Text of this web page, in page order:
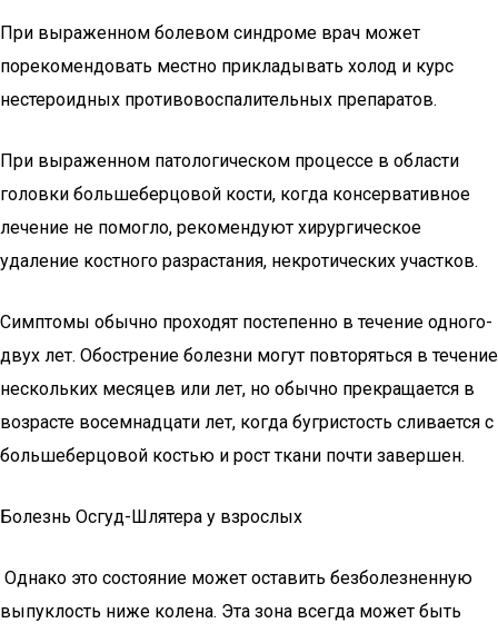
При выраженном болевом синдроме врач может
порекомендовать местно прикладывать холод и курс
нестероидных противовоспалительных препаратов.
При выраженном патологическом процессе в области
головки большеберцовой кости, когда консервативное
лечение не помогло, рекомендуют хирургическое
удаление костного разрастания, некротических участков.
Симптомы обычно проходят постепенно в течение одного-
двух лет. Обострение болезни могут повторяться в течение
нескольких месяцев или лет, но обычно прекращается в
возрасте восемнадцати лет, когда бугристость сливается с
большеберцовой костью и рост ткани почти завершен.
Болезнь Осгуд-Шлятера у взрослых
Однако это состояние может оставить безболезненную
выпуклость ниже колена. Эта зона всегда может быть